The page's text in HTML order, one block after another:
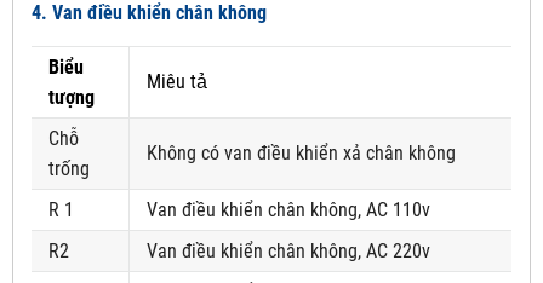
4. Van điều khiển chân không
Biểu
tượng
Miêu tả
Chỗ
trống
Không có van điều khiển xả chân không
R 1
Van điều khiển chân không, AC 110v
R2
Van điều khiển chân không, AC 220v